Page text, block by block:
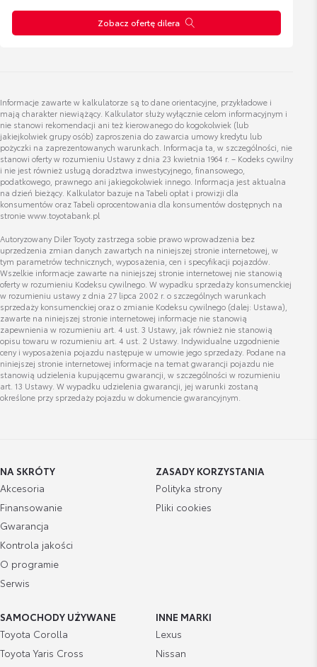
Cena brutto
2 837,07 zł
Cena brutto
3 287,38 zł Zobacz szczegóły
Katarzyna Witkowska
katarzyna.witkowska@toyota.kielce.pl
Zbigniew Wójcik
Doradca ds. sprzedaży aut używanych
Wyświetl numer
zbigniew.wojcik@toyota.kielce.pl
Marcin Dąbrowski
Zobacz ofertę dilera
Informacje zawarte w kalkulatorze są to dane orientacyjne, przykładowe i
mają charakter niewiążący. Kalkulator służy wyłącznie celom informacyjnym i
nie stanowi rekomendacji ani też kierowanego do kogokolwiek (lub
jakiejkolwiek grupy osób) zaproszenia do zawarcia umowy kredytu lub
pożyczki na zaprezentowanych warunkach. Informacja ta, w szczególności, nie
stanowi oferty w rozumieniu Ustawy z dnia 23 kwietnia 1964 r. – Kodeks cywilny
i nie jest również usługą doradztwa inwestycyjnego, finansowego,
podatkowego, prawnego ani jakiegokolwiek innego. Informacja jest aktualna
na dzień bieżący. Kalkulator bazuje na Tabeli opłat i prowizji dla
konsumentów oraz Tabeli oprocentowania dla konsumentów dostępnych na
stronie www.toyotabank.pl
Autoryzowany Diler Toyoty zastrzega sobie prawo wprowadzenia bez
uprzedzenia zmian danych zawartych na niniejszej stronie internetowej, w
tym parametrów technicznych, wyposażenia, cen i specyfikacji pojazdów.
Wszelkie informacje zawarte na niniejszej stronie internetowej nie stanowią
oferty w rozumieniu Kodeksu cywilnego. W wypadku sprzedaży konsumenckiej
w rozumieniu ustawy z dnia 27 lipca 2002 r. o szczególnych warunkach
sprzedaży konsumenckiej oraz o zmianie Kodeksu cywilnego (dalej: Ustawa),
zawarte na niniejszej stronie internetowej informacje nie stanowią
zapewnienia w rozumieniu art. 4 ust. 3 Ustawy, jak również nie stanowią
opisu towaru w rozumieniu art. 4 ust. 2 Ustawy. Indywidualne uzgodnienie
ceny i wyposażenia pojazdu następuje w umowie jego sprzedaży. Podane na
niniejszej stronie internetowej informacje na temat gwarancji pojazdu nie
stanowią udzielenia kupującemu gwarancji, w szczególności w rozumieniu
art. 13 Ustawy. W wypadku udzielenia gwarancji, jej warunki zostaną
określone przy sprzedaży pojazdu w dokumencie gwarancyjnym.
NA SKRÓTY
Akcesoria
Finansowanie
Gwarancja
Kontrola jakości
O programie
Serwis
ZASADY KORZYSTANIA
Polityka strony
Pliki cookies
SAMOCHODY UŻYWANE
Toyota Corolla
Toyota Yaris Cross
INNE MARKI
Lexus
Nissan